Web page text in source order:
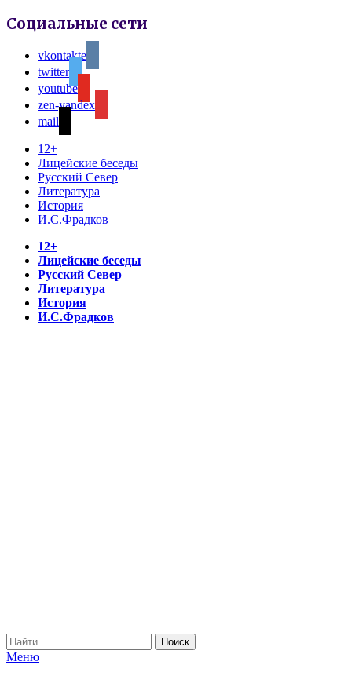
Социальные сети
vkontakte
twitter
youtube
zen-yandex
mail
12+
Лицейские беседы
Русский Север
Литература
История
И.С.Фрадков
12+
Лицейские беседы
Русский Север
Литература
История
И.С.Фрадков
Меню